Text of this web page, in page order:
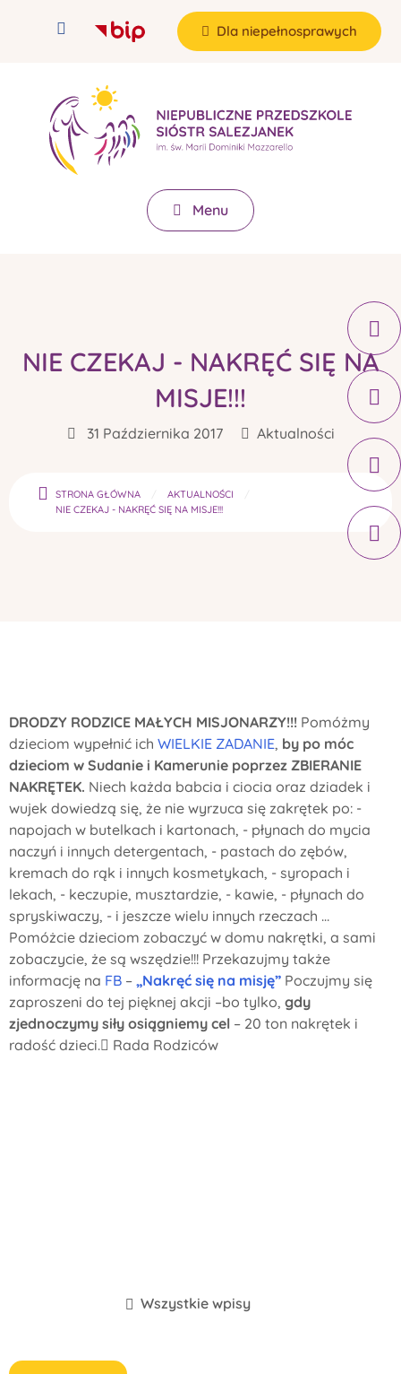
Dla niepełnosprawych
Menu
NIE CZEKAJ - NAKRĘĆ SIĘ NA
MISJE!!!
31 Października 2017 Aktualności
STRONA GŁÓWNA
AKTUALNOŚCI
NIE CZEKAJ - NAKRĘĆ SIĘ NA MISJE!!!
DRODZY RODZICE MAŁYCH MISJONARZY!!! Pomóżmy
dzieciom wypełnić ich WIELKIE ZADANIE, by po móc
dzieciom w Sudanie i Kamerunie poprzez ZBIERANIE
NAKRĘTEK. Niech każda babcia i ciocia oraz dziadek i
wujek dowiedzą się, że nie wyrzuca się zakrętek po: -
napojach w butelkach i kartonach, - płynach do mycia
naczyń i innych detergentach, - pastach do zębów,
kremach do rąk i innych kosmetykach, - syropach i
lekach, - keczupie, musztardzie, - kawie, - płynach do
spryskiwaczy, - i jeszcze wielu innych rzeczach …
Pomóżcie dzieciom zobaczyć w domu nakrętki, a sami
zobaczycie, że są wszędzie!!! Przekazujmy także
informację na FB – „Nakręć się na misję” Poczujmy się
zaproszeni do tej pięknej akcji –bo tylko, gdy
zjednoczymy siły osiągniemy cel – 20 ton nakrętek i
radość dzieci. Rada Rodziców
Wszystkie wpisy